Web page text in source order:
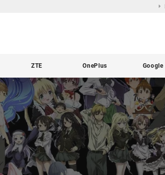
ZTE OnePlus Google